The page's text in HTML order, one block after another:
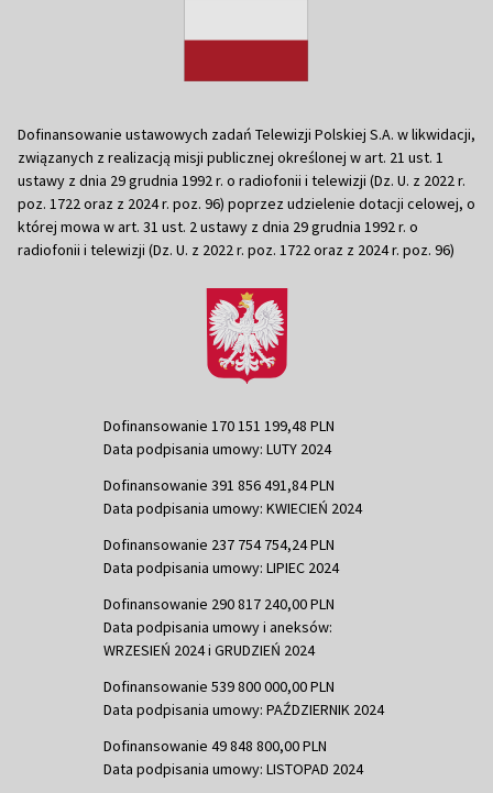
Dofinansowanie ustawowych zadań Telewizji Polskiej S.A. w likwidacji,
związanych z realizacją misji publicznej określonej w art. 21 ust. 1
ustawy z dnia 29 grudnia 1992 r. o radiofonii i telewizji (Dz. U. z 2022 r.
poz. 1722 oraz z 2024 r. poz. 96) poprzez udzielenie dotacji celowej, o
której mowa w art. 31 ust. 2 ustawy z dnia 29 grudnia 1992 r. o
radiofonii i telewizji (Dz. U. z 2022 r. poz. 1722 oraz z 2024 r. poz. 96)
Dofinansowanie 170 151 199,48 PLN
Data podpisania umowy: LUTY 2024
Dofinansowanie 391 856 491,84 PLN
Data podpisania umowy: KWIECIEŃ 2024
Dofinansowanie 237 754 754,24 PLN
Data podpisania umowy: LIPIEC 2024
Dofinansowanie 290 817 240,00 PLN
Data podpisania umowy i aneksów:
WRZESIEŃ 2024 i GRUDZIEŃ 2024
Dofinansowanie 539 800 000,00 PLN
Data podpisania umowy: PAŹDZIERNIK 2024
Dofinansowanie 49 848 800,00 PLN
Data podpisania umowy: LISTOPAD 2024